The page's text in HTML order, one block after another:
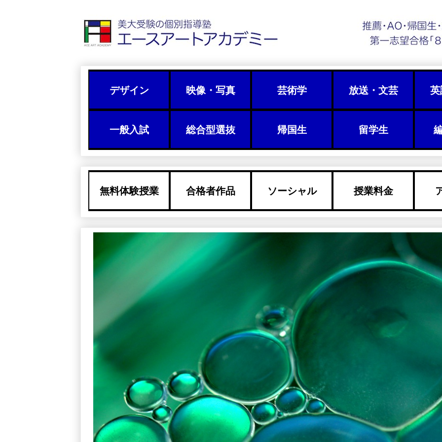
デザイン 映像・写真 芸術学 放送・文芸 英
一般入試 総合型選抜 帰国生 留学生
無料体験授業 合格者作品 ソーシャル 授業料金
参考作品集 メディア系